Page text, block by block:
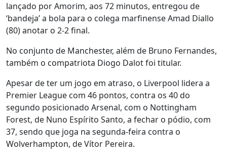
lançado por Amorim, aos 72 minutos, entregou de
‘bandeja’ a bola para o colega marfinense Amad Diallo
(80) anotar o 2-2 final.
No conjunto de Manchester, além de Bruno Fernandes,
também o compatriota Diogo Dalot foi titular.
Apesar de ter um jogo em atraso, o Liverpool lidera a
Premier League com 46 pontos, contra os 40 do
segundo posicionado Arsenal, com o Nottingham
Forest, de Nuno Espírito Santo, a fechar o pódio, com
37, sendo que joga na segunda-feira contra o
Wolverhampton, de Vítor Pereira.